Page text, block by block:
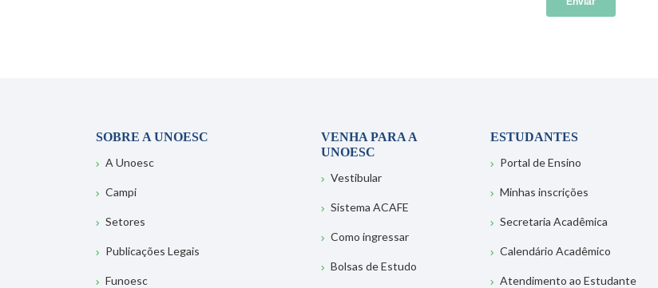
SOBRE A UNOESC
A Unoesc
Campi
Setores
Publicações Legais
Funoesc
VENHA PARA A
UNOESC
Vestibular
Sistema ACAFE
Como ingressar
Bolsas de Estudo
ESTUDANTES
Portal de Ensino
Minhas inscrições
Secretaria Acadêmica
Calendário Acadêmico
Atendimento ao Estudante